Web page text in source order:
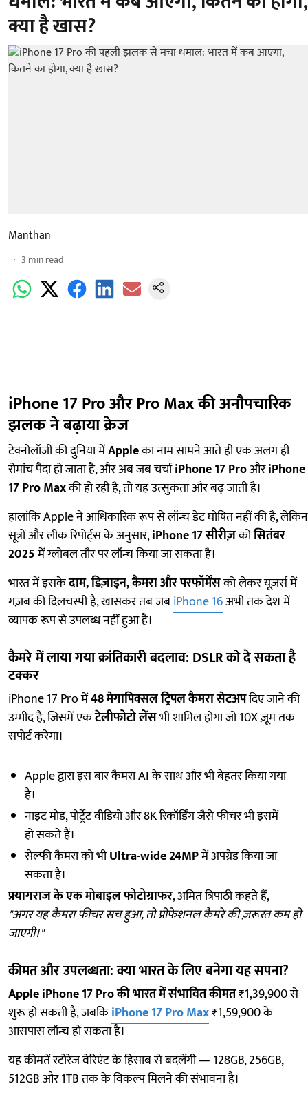
क्या है खास?
Manthan
3 min read
iPhone 17 Pro और Pro Max की अनौपचारिक
झलक ने बढ़ाया क्रेज
टेक्नोलॉजी की दुनिया मेंAppleका नाम सामने आते ही एक अलग ही
रोमांच पैदा हो जाता है, और अब जब चर्चाiPhone 17 ProऔरiPhone
17 Pro Maxकी हो रही है, तो यह उत्सुकता और बढ़ जाती है।
हालांकि Apple ने आधिकारिक रूप से लॉन्च डेट घोषित नहीं की है, लेकिन
सूत्रों और लीक रिपोर्ट्स के अनुसार,iPhone 17 सीरीज़कोसितंबर
2025में ग्लोबल तौर पर लॉन्च किया जा सकता है।
भारत में इसकेदाम, डिज़ाइन, कैमरा और परफॉर्मेंसको लेकर यूज़र्स में
गज़ब की दिलचस्पी है, खासकर तब जबiPhone 16अभी तक देश में
व्यापक रूप से उपलब्ध नहीं हुआ है।
कैमरे में लाया गया क्रांतिकारी बदलाव: DSLR को दे सकता है
टक्कर
iPhone 17 Pro में48 मेगापिक्सल ट्रिपल कैमरा सेटअपदिए जाने की
उम्मीद है, जिसमें एकटेलीफोटो लेंसभी शामिल होगा जो 10X ज़ूम तक
सपोर्ट करेगा।
Apple द्वारा इस बार कैमरा AI के साथ और भी बेहतर किया गया
है।
नाइट मोड, पोर्ट्रेट वीडियो और 8K रिकॉर्डिंग जैसे फीचर भी इसमें
हो सकते हैं।
सेल्फी कैमरा को भीUltra-wide 24MPमें अपग्रेड किया जा
सकता है।
प्रयागराज के एक मोबाइल फोटोग्राफर, अमित त्रिपाठी कहते हैं,
"अगर यह कैमरा फीचर सच हुआ, तो प्रोफेशनल कैमरे की ज़रूरत कम हो
जाएगी।"
कीमत और उपलब्धता: क्या भारत के लिए बनेगा यह सपना?
Apple iPhone 17 Pro की भारत में संभावित कीमत₹1,39,900 से
शुरू हो सकती है, जबकिiPhone 17 Pro Max₹1,59,900 के
आसपास लॉन्च हो सकता है।
यह कीमतें स्टोरेज वेरिएंट के हिसाब से बदलेंगी — 128GB, 256GB,
512GB और 1TB तक के विकल्प मिलने की संभावना है।